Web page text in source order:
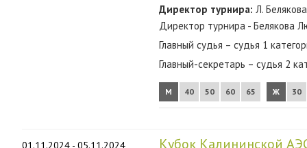
Директор турнира: Л.
Директор турнира - Белякова
Главный судья – судья 1
Главный-секретарь – судья 2
М 40 50 60 65 Ж 30
01.11.2024 - 05.11.2024 Кубок Калининской